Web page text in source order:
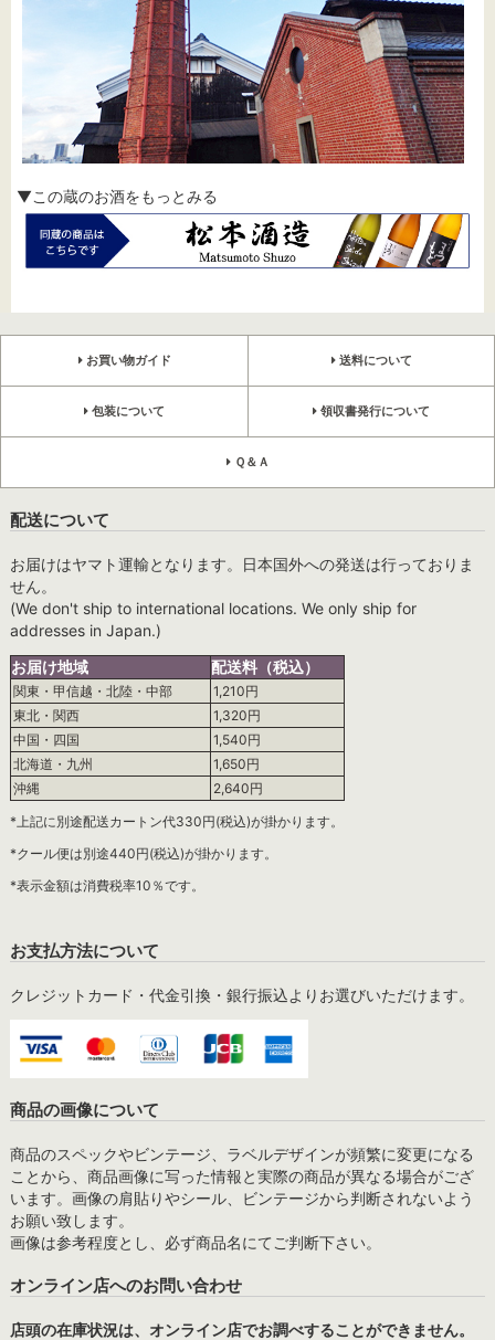
▼この蔵のお酒をもっとみる
お買い物ガイド 送料について
包装について 領収書発行について
Ｑ＆Ａ
配送について
お届けはヤマト運輸となります。日本国外への発送は行っておりま
せん。
(We don't ship to international locations. We only ship for
addresses in Japan.)
お届け地域
配送料（税込）
関東・甲信越・北陸・中部
1,210円
東北・関西
1,320円
中国・四国
1,540円
北海道・九州
1,650円
沖縄
2,640円
*上記に別途配送カートン代330円(税込)が掛かります。
*クール便は別途440円(税込)が掛かります。
*表示金額は消費税率10％です。
お支払方法について
クレジットカード・代金引換・銀行振込よりお選びいただけます。
商品の画像について
商品のスペックやビンテージ、ラベルデザインが頻繁に変更になる
ことから、商品画像に写った情報と実際の商品が異なる場合がござ
います。画像の肩貼りやシール、ビンテージから判断されないよう
お願い致します。
画像は参考程度とし、必ず商品名にてご判断下さい。
オンライン店へのお問い合わせ
店頭の在庫状況は、オンライン店でお調べすることができません。